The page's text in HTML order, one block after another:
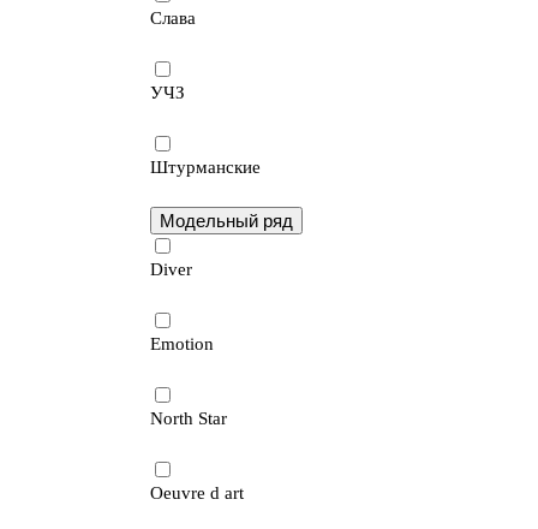
Слава
УЧЗ
Штурманские
Модельный ряд
Diver
Emotion
North Star
Oeuvre d art